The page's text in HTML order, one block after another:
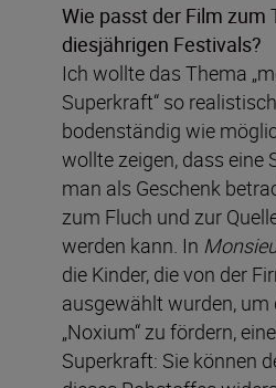
Wie passt der Film zum
diesjährigen Festivals?
Ich wollte das Thema
Superkraft“ so
bodenständig wie
wollte zeigen, dass eine
man als Geschenk
zum Fluch und zur
werden kann. In
die Kinder, die von der
ausgewählt wurden,
„Noxium“ zu fördern,
Superkraft: Sie können